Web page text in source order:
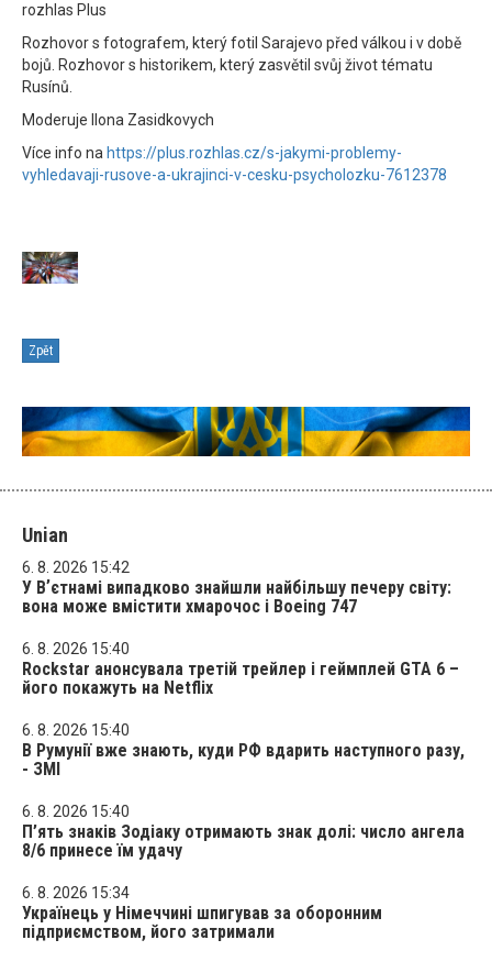
rozhlas Plus
Rozhovor s fotografem, který fotil Sarajevo před válkou i v době
bojů. Rozhovor s historikem, který zasvětil svůj život tématu
Rusínů.
Moderuje Ilona Zasidkovych
Více info na https://plus.rozhlas.cz/s-jakymi-problemy-
vyhledavaji-rusove-a-ukrajinci-v-cesku-psycholozku-7612378
Zpět
Unian
6. 8. 2026 15:42
У Вʼєтнамі випадково знайшли найбільшу печеру світу:
вона може вмістити хмарочос і Boeing 747
6. 8. 2026 15:40
Rockstar анонсувала третій трейлер і геймплей GTA 6 –
його покажуть на Netflix
6. 8. 2026 15:40
В Румунії вже знають, куди РФ вдарить наступного разу,
- ЗМІ
6. 8. 2026 15:40
П’ять знаків Зодіаку отримають знак долі: число ангела
8/6 принесе їм удачу
6. 8. 2026 15:34
Українець у Німеччині шпигував за оборонним
підприємством, його затримали